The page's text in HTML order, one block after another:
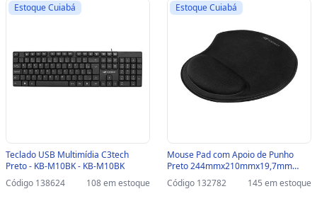
Estoque Cuiabá
Teclado USB Multimídia C3tech
Preto - KB-M10BK - KB-M10BK
Código 138624
108 em estoque
Estoque Cuiabá
Mouse Pad com Apoio de Punho
Preto 244mmx210mmx19,7mm
C3Tech - MP-50 - Vendido Unitário -
MP-50
Código 132782 145 em estoque